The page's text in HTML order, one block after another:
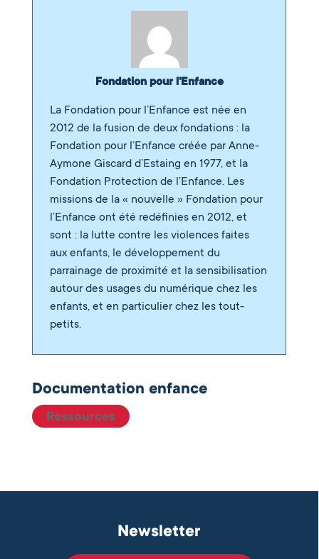
Fondation pour l'Enfance
La Fondation pour l’Enfance est née en
2012 de la fusion de deux fondations : la
Fondation pour l’Enfance créée par Anne-
Aymone Giscard d’Estaing en 1977, et la
Fondation Protection de l’Enfance. Les
missions de la « nouvelle » Fondation pour
l’Enfance ont été redéfinies en 2012, et
sont : la lutte contre les violences faites
aux enfants, le développement du
parrainage de proximité et la sensibilisation
autour des usages du numérique chez les
enfants, et en particulier chez les tout-
petits.
La Fondation déconstruit les idées
juin 2026
Violences dites Éducatives
La Fondation publie son rapport
Documentation enfance
Ressources
Newsletter